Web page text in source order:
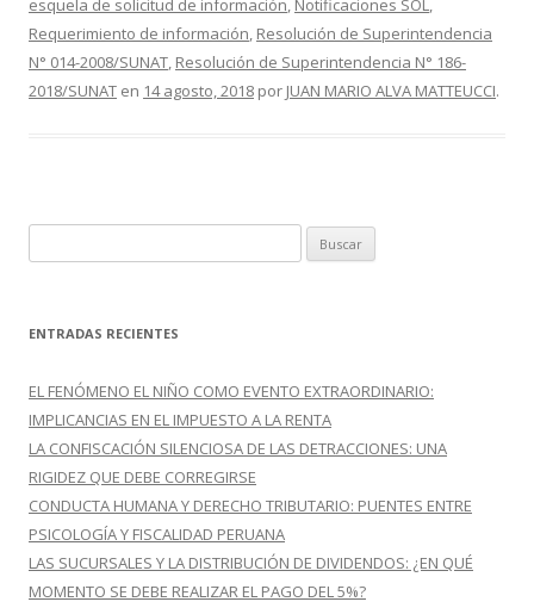
o
k
ti
r
esquela de solicitud de información, Notificaciones SOL,
Requerimiento de información, Resolución de Superintendencia
N° 014-2008/SUNAT, Resolución de Superintendencia N° 186-
2018/SUNAT en 14 agosto, 2018 por JUAN MARIO ALVA MATTEUCCI.
u
c
r
:
ENTRADAS RECIENTES
EL FENÓMENO EL NIÑO COMO EVENTO EXTRAORDINARIO:
IMPLICANCIAS EN EL IMPUESTO A LA RENTA
LA CONFISCACIÓN SILENCIOSA DE LAS DETRACCIONES: UNA
RIGIDEZ QUE DEBE CORREGIRSE
CONDUCTA HUMANA Y DERECHO TRIBUTARIO: PUENTES ENTRE
PSICOLOGÍA Y FISCALIDAD PERUANA
LAS SUCURSALES Y LA DISTRIBUCIÓN DE DIVIDENDOS: ¿EN QUÉ
MOMENTO SE DEBE REALIZAR EL PAGO DEL 5%?